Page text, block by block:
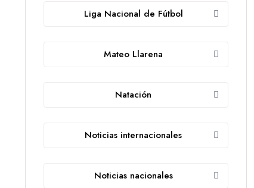
Liga Nacional de Fútbol
Mateo Llarena
Natación
Noticias internacionales
Noticias nacionales